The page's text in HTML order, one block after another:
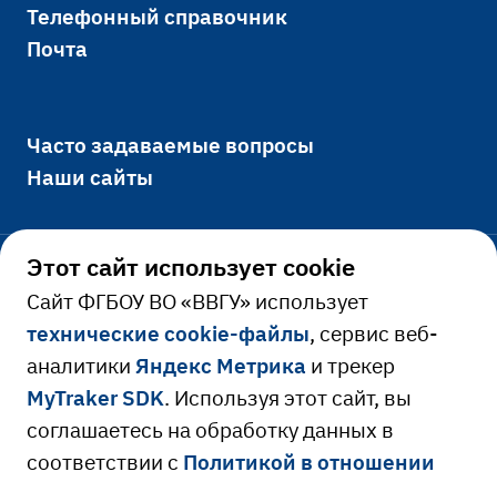
Телефонный справочник
Почта
Часто задаваемые вопросы
Наши сайты
Официально
Сведения об образовательной
организации
Сведения о доходах руководителя
Противодействие коррупции
Ресурсы и сервисы
Расписание занятий
Этот сайт использует cookie
Cайт ФГБОУ ВО «ВВГУ» использует
технические cookie-файлы, сервис веб-
аналитикиЯндекс Метрика и трекер
MyTraker SDK. Используя этот сайт, вы
соглашаетесь на обработку данных в
соответствии с Политикой в отношении